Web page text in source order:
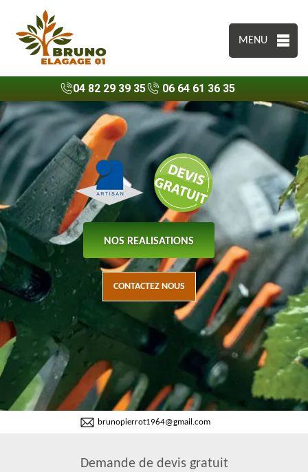
MENU
04 82 29 39 35 06 64 61 36 35
NOS REALISATIONS
CONTACTEZ NOUS
brunopierrot1964@gmail.com
Demande de devis gratuit